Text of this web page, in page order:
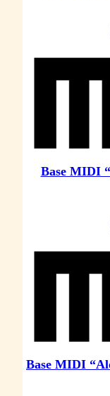
Base MIDI
Base MIDI